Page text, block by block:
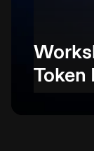
Token